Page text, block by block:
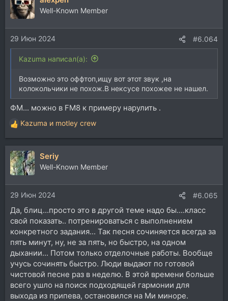
ц
и
и
:
Well-Known Member
29 Июн 2024 #6.064
Kazuma написал(а):
Возможно это оффтоп,ищу вот этот звук ,на
колокольчики не похож.В нексусе похожее не нашел.
ФМ... можно в FM8 к примеру нарулить .
Р
е
а
к
ц
и
и
:
Kazuma и motley crew
Seriy
Well-Known Member
29 Июн 2024 #6.065
Да, блиц...просто это в другой теме надо бы....класс
свой показать.. потренироваться с выполнением
конкретного задания... Так песня сочиняется всегда за
пять минут, ну, не за пять, но быстро, на одном
дыхании... Потом только отделочные работы. Вообще
учусь сочинять быстро. Люди выдают по готовой
чистовой песне раз в неделю. В этой времени больше
всего ушло на поиск подходящей гармонии для
выхода из припева, остановился на Ми миноре.